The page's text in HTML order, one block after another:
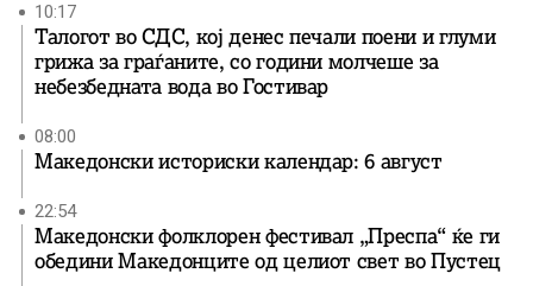
10:17
Талогот во СДС, кој денес печали поени и глуми
грижа за граѓаните, со години молчеше за
небезбедната вода во Гостивар
08:00
Македонски историски календар: 6 август
22:54
Македонски фолклорен фестивал „Преспа“ ќе ги
обедини Македонците од целиот свет во Пустец